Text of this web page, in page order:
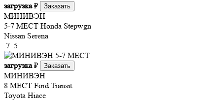
загрузка₽ Заказать
МИНИВЭН
5-7 МЕСТ Honda Stepwgn
Nissan Serena
7 5
загрузка₽ Заказать
МИНИВЭН
8 МЕСТ Ford Transit
Toyota Hiace